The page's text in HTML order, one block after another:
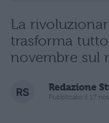
La
trasforma
novembre sul
Redazione
Pubblicato il 17